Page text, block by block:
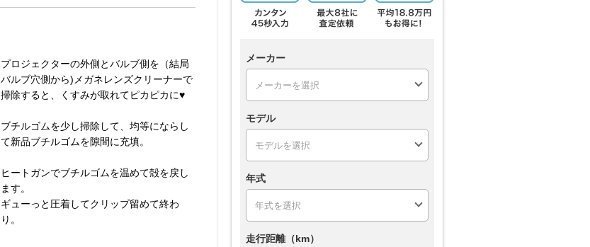
プロジェクターの外側とバルブ側を（結局
バルブ穴側から)メガネレンズクリーナーで
掃除すると、くすみが取れてピカピカに♥
ブチルゴムを少し掃除して、均等にならし
て新品ブチルゴムを隙間に充填。
ヒートガンでブチルゴムを温めて殻を戻し
ます。
ギューっと圧着してクリップ留めて終わ
り。
メーカー
モデル
年式
走行距離（km）